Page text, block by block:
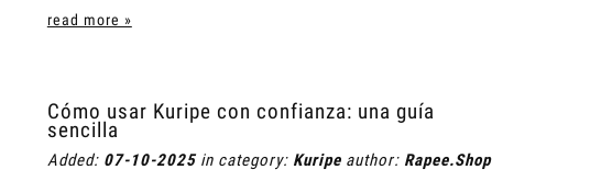
read more »
Cómo usar Kuripe con confianza: una guía
sencilla
Added: 07-10-2025in category: Kuripeauthor: Rapee.Shop